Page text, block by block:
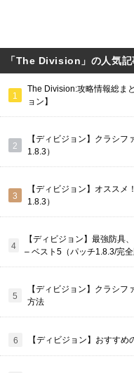
「The Division」の人気記
The Division:攻略情報総ま
ョン】
【ディビジョン】クラシ
1.8.3）
【ディビジョン】オスス
1.8.3）
【ディビジョン】最強防具
– ベスト5（パッチ1.8.3/完全
【ディビジョン】クラシ
方法
【ディビジョン】おすす